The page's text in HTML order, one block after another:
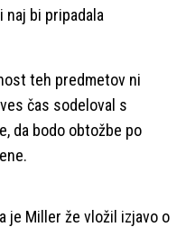
naj bi pripadala
teh predmetov ni
čas sodeloval s
da bodo obtožbe po
je Miller že vložil izjavo o